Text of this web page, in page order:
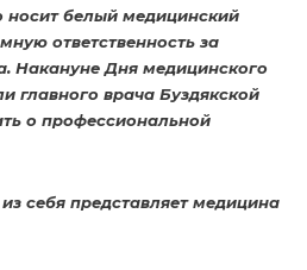
носит белый медицинский
ответственность за
Накануне Дня медицинского
главного врача Буздякской
о профессиональной
себя представляет медицина